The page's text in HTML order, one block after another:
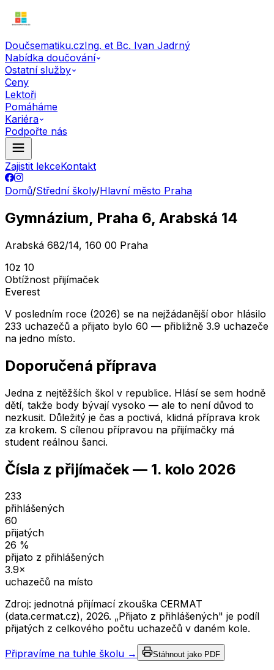
Doučsematiku.czIng. et Bc. Ivan Jadrný
Nabídka doučování
Ostatní služby
Ceny
Lektoři
Pomáháme
Kariéra
Podpořte nás
Zajistit lekceKontakt
Domů/Střední školy/Hlavní město Praha
Gymnázium, Praha 6, Arabská 14
Arabská 682/14, 160 00 Praha
10z 10
Obtížnost přijímaček
Everest
V posledním roce (2026) se na nejžádanější obor hlásilo
233 uchazečů a přijato bylo 60 — přibližně 3.9 uchazeče
na jedno místo.
Doporučená příprava
Jedna z nejtěžších škol v republice. Hlásí se sem hodně
dětí, takže body bývají vysoko — ale to není důvod to
nezkusit. Důležitý je čas a poctivá, klidná příprava krok
za krokem. S cílenou přípravou na přijímačky má
student reálnou šanci.
Čísla z přijímaček — 1. kolo 2026
233
přihlášených
60
přijatých
26 %
přijato z přihlášených
3.9×
uchazečů na místo
Zdroj: jednotná přijímací zkouška CERMAT
(data.cermat.cz), 2026. „Přijato z přihlášených" je podíl
přijatých z celkového počtu uchazečů v daném kole.
Připravíme na tuhle školu → Stáhnout jako PDF